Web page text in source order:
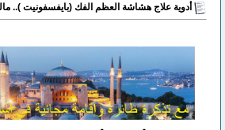
أدوية علاج هشاشة العظم الفك (بايفسفونيت )..